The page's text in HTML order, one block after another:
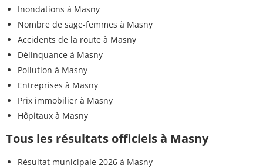
Inondations à Masny
Nombre de sage-femmes à Masny
Accidents de la route à Masny
Délinquance à Masny
Pollution à Masny
Entreprises à Masny
Prix immobilier à Masny
Hôpitaux à Masny
Tous les résultats officiels à Masny
Résultat municipale 2026 à Masny